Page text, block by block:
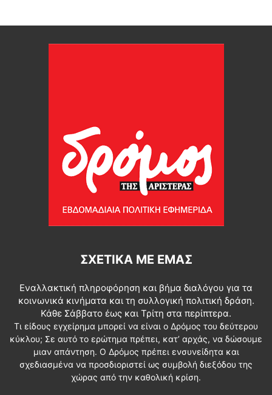
ΣΧΕΤΙΚΆ ΜΕ ΕΜΆΣ
Εναλλακτική πληροφόρηση και βήμα διαλόγου για τα
κοινωνικά κινήματα και τη συλλογική πολιτική δράση.
Κάθε Σάββατο έως και Τρίτη στα περίπτερα.
Τι είδους εγχείρημα μπορεί να είναι ο Δρόμος του δεύτερου
κύκλου; Σε αυτό το ερώτημα πρέπει, κατ’ αρχάς, να δώσουμε
μιαν απάντηση. Ο Δρόμος πρέπει ενσυνείδητα και
σχεδιασμένα να προσδιοριστεί ως συμβολή διεξόδου της
χώρας από την καθολική κρίση.